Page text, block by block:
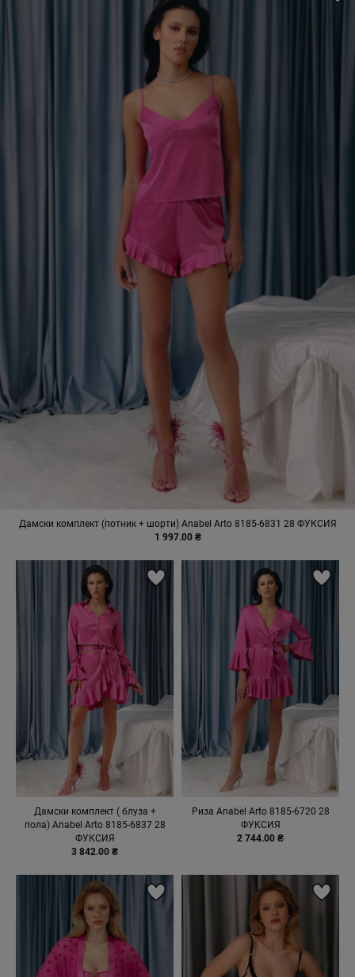
Дамски комплект (потник + шорти) Anabel Arto 8185-6831 28 ФУКСИЯ
1 997.00 ₴
Дамски комплект ( блуза +
пола) Anabel Arto 8185-6837 28
ФУКСИЯ
3 842.00 ₴
Риза Anabel Arto 8185-6720 28
ФУКСИЯ
2 744.00 ₴